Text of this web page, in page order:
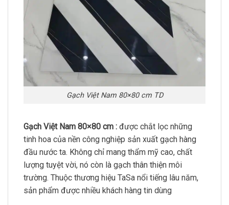
Gạch Việt Nam 80×80 cm TD
Gạch Việt Nam 80×80 cm : được chắt lọc những
tinh hoa của nền công nghiệp sản xuất gạch hàng
đầu nước ta. Không chỉ mang thẩm mỹ cao, chất
lượng tuyệt vời, nó còn là gạch thân thiện môi
trường. Thuộc thương hiệu TaSa nổi tiếng lâu năm,
sản phẩm được nhiều khách hàng tin dùng